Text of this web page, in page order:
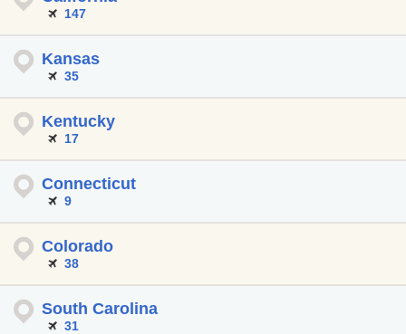
147
Kansas
35
Kentucky
17
Connecticut
9
Colorado
38
South Carolina
31